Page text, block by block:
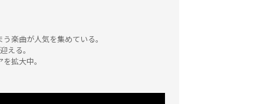
楽曲が人気を集めている。
える。
拡大中。